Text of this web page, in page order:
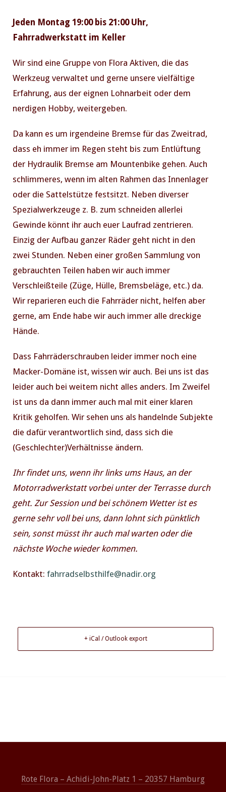
Jeden Montag 19:00 bis 21:00 Uhr,
Fahrradwerkstatt im Keller
Wir sind eine Gruppe von Flora Aktiven, die das
Werkzeug verwaltet und gerne unsere vielfältige
Erfahrung, aus der eignen Lohnarbeit oder dem
nerdigen Hobby, weitergeben.
Da kann es um irgendeine Bremse für das Zweitrad,
dass eh immer im Regen steht bis zum Entlüftung
der Hydraulik Bremse am Mountenbike gehen. Auch
schlimmeres, wenn im alten Rahmen das Innenlager
oder die Sattelstütze festsitzt. Neben diverser
Spezialwerkzeuge z. B. zum schneiden allerlei
Gewinde könnt ihr auch euer Laufrad zentrieren.
Einzig der Aufbau ganzer Räder geht nicht in den
zwei Stunden. Neben einer großen Sammlung von
gebrauchten Teilen haben wir auch immer
Verschleißteile (Züge, Hülle, Bremsbeläge, etc.) da.
Wir reparieren euch die Fahrräder nicht, helfen aber
gerne, am Ende habe wir auch immer alle dreckige
Hände.
Dass Fahrräderschrauben leider immer noch eine
Macker-Domäne ist, wissen wir auch. Bei uns ist das
leider auch bei weitem nicht alles anders. Im Zweifel
ist uns da dann immer auch mal mit einer klaren
Kritik geholfen. Wir sehen uns als handelnde Subjekte
die dafür verantwortlich sind, dass sich die
(Geschlechter)Verhältnisse ändern.
Ihr findet uns, wenn ihr links ums Haus, an der
Motorradwerkstatt vorbei unter der Terrasse durch
geht. Zur Session und bei schönem Wetter ist es
gerne sehr voll bei uns, dann lohnt sich pünktlich
sein, sonst müsst ihr auch mal warten oder die
nächste Woche wieder kommen.
Kontakt: fahrradselbsthilfe@nadir.org
+ iCal / Outlook export
Rote Flora – Achidi-John-Platz 1 – 20357 Hamburg
PREVIOUS